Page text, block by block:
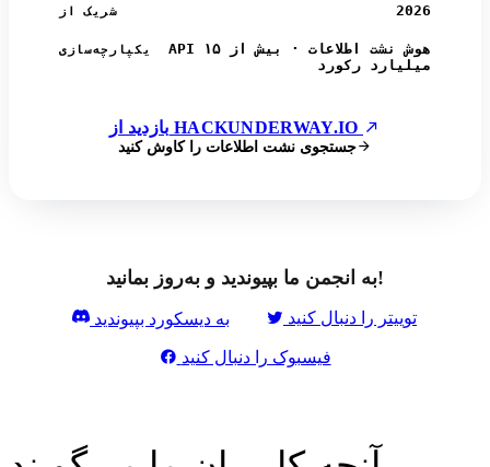
شریک از 2026
یکپارچه‌سازی
API هوش نشت اطلاعات · بیش از ۱۵
میلیارد رکورد
بازدید از HACKUNDERWAY.IO
جستجوی نشت اطلاعات را کاوش کنید
به انجمن ما بپیوندید و به‌روز بمانید!
به دیسکورد بپیوندید توییتر را دنبال کنید
فیسبوک را دنبال کنید